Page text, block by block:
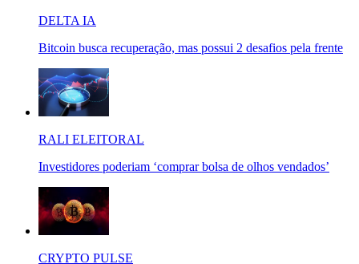
DELTA IA
Bitcoin busca recuperação, mas possui 2 desafios pela frente
RALI ELEITORAL
Investidores poderiam ‘comprar bolsa de olhos vendados’
CRYPTO PULSE